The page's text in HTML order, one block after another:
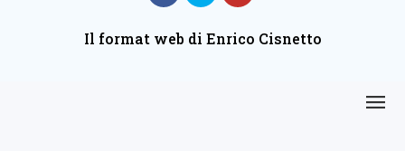
Il format web di Enrico Cisnetto